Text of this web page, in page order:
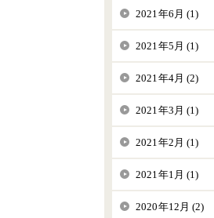
2021年6月 (1)
2021年5月 (1)
2021年4月 (2)
2021年3月 (1)
2021年2月 (1)
2021年1月 (1)
2020年12月 (2)